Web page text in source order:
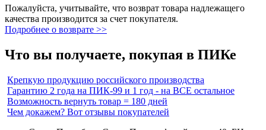
Пожалуйста, учитывайте, что возврат товара надлежащего
качества производится за счет покупателя.
Подробнее о возврате >>
Что вы получаете, покупая в ПИКе
Крепкую продукцию российского производства
Гарантию 2 года на ПИК-99 и 1 год - на ВСЕ остальное
Возможность вернуть товар = 180 дней
Чем докажем? Вот отзывы покупателей